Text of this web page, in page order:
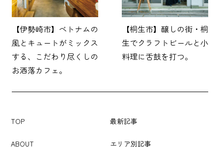
【伊勢崎市】ベトナムの
風とキュートがミックス
する、こだわり尽くしの
お洒落カフェ。
【桐生市】醸しの街・桐
生でクラフトビールと小
料理に舌鼓を打つ。
TOP 最新記事
ABOUT エリア別記事